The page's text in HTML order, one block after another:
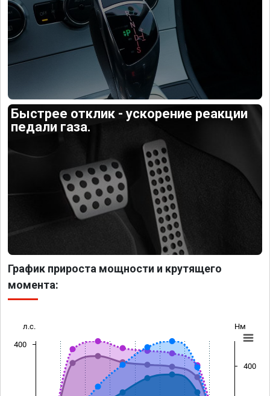
Быстрее отклик - ускорение реакции
педали газа.
График прироста мощности и крутящего
момента:
л.с. Нм
400
400